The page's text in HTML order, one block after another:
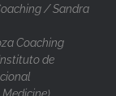
/ Sandra
Coaching
de